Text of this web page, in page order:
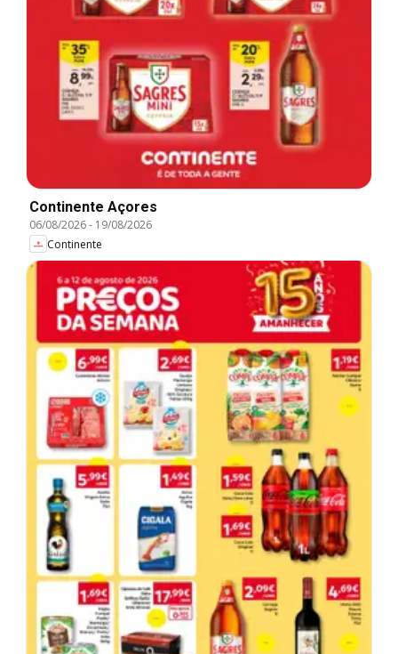
Continente Açores
06/08/2026- 19/08/2026
Continente